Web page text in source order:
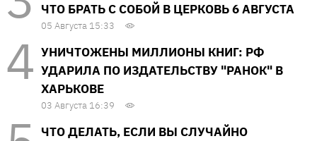
ЧТО БРАТЬ С СОБОЙ В ЦЕРКОВЬ 6 АВГУСТА
05 Августа 15:33
УНИЧТОЖЕНЫ МИЛЛИОНЫ КНИГ: РФ
УДАРИЛА ПО ИЗДАТЕЛЬСТВУ "РАНОК" В
ХАРЬКОВЕ
03 Августа 16:39
ЧТО ДЕЛАТЬ, ЕСЛИ ВЫ СЛУЧАЙНО